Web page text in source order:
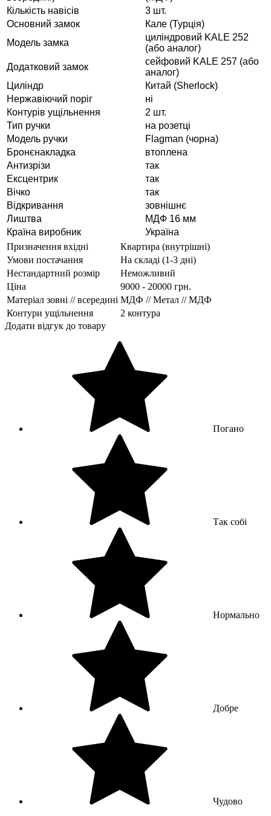
Кількість навісів
3 шт.
Основний замок
Кале (Турція)
Модель замка
циліндровий KALE 252
(або аналог)
Додатковий замок
сейфовий KALE 257 (або
аналог)
Циліндр
Китай (Sherlock)
Нержавіючий поріг
ні
Контурів ущільнення
2 шт.
Тип ручки
на розетці
Модель ручки
Flagman (чорна)
Бронєнакладка
втоплена
Антизрізи
так
Ексцентрик
так
Вічко
так
Відкривання
зовнішнє
Лиштва
МДФ 16 мм
Країна виробник
Україна
Призначення вхідні
Квартира (внутрішні)
Умови постачання
На складі (1-3 дні)
Нестандартний розмір
Неможливий
Ціна
9000 - 20000 грн.
Матеріал зовні // всередині МДФ // Метал // МДФ
Контури ущільнення
2 контура
Додати відгук до товару
Погано
Так собі
Нормально
Добре
Чудово